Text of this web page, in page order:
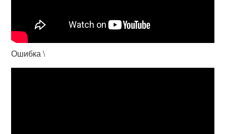
Ошибка \